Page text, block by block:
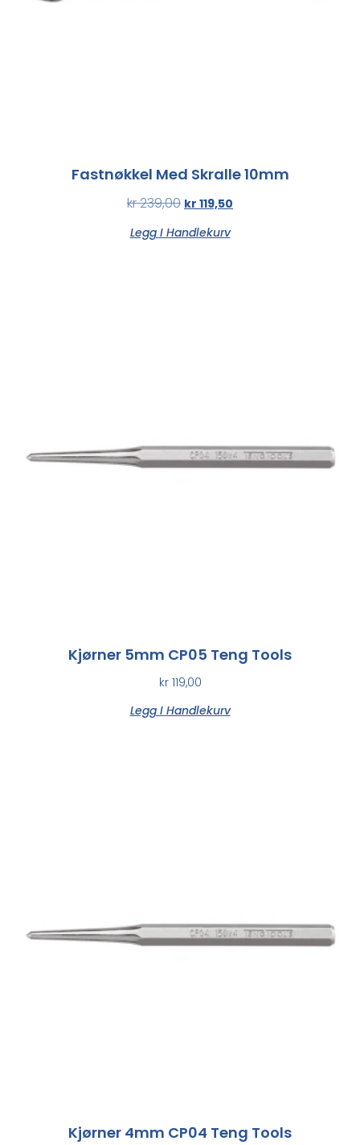
Fastnøkkel Med Skralle 10mm
kr239,00 kr 119,50
Legg I Handlekurv
Kjørner 5mm CP05 Teng Tools
kr119,00
Legg I Handlekurv
Kjørner 4mm CP04 Teng Tools